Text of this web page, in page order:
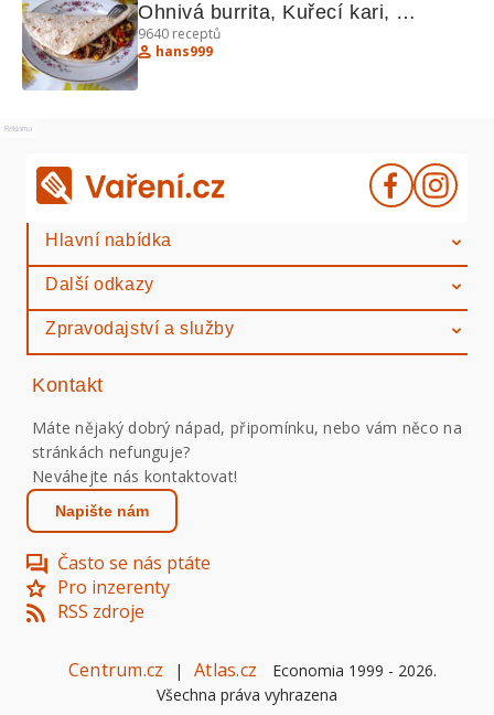
Ohnivá burrita, Kuřecí kari,
Hradečtí votroci"
9640 receptů
hans999
Reklama
Hlavní nabídka
Další odkazy
Zpravodajství a služby
Kontakt
Máte nějaký dobrý nápad, připomínku, nebo vám něco na
stránkách nefunguje?
Neváhejte nás kontaktovat!
Napište nám
Často se nás ptáte
Pro inzerenty
RSS zdroje
Centrum.cz | Atlas.cz Economia 1999 - 2026.
Všechna práva vyhrazena